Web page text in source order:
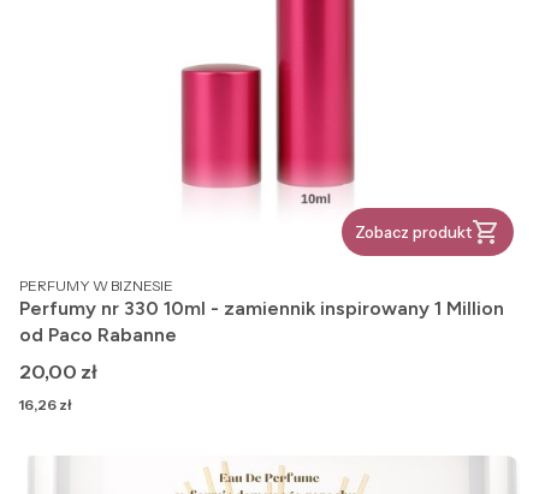
Zobacz produkt
PRODUCENT
PERFUMY W BIZNESIE
Perfumy nr 330 10ml - zamiennik inspirowany 1 Million
od Paco Rabanne
Cena
20,00 zł
Cena
16,26 zł